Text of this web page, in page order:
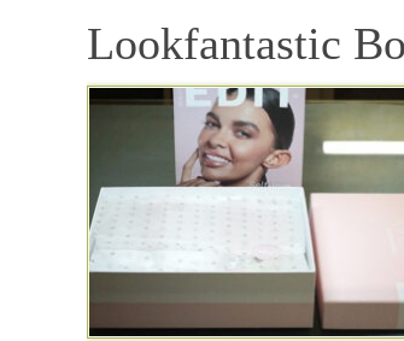
Lookfantastic